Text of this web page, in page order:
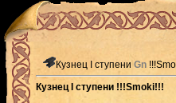
Кузнец I ступени Gn
Кузнец I ступени !!!Smoki!!!